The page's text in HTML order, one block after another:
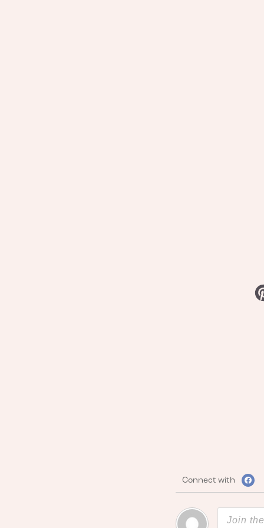
Connect with